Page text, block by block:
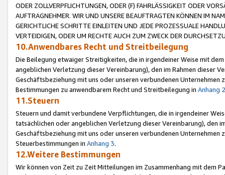
ODER ZOLLVERPFLICHTUNGEN, ODER (F) FAHRLÄSSIGKEIT ODER
AUFTRAGNEHMER. WIR UND UNSERE BEAUFTRAGTEN KÖNNEN IM
GERICHTLICHE SCHRITTE EINLEITEN UND JEDE PROZESSUALE
VERTEIDIGEN, ODER UM RECHTE AUCH ZUM ZWECK DER
10.Anwendbares Recht und Streitbeilegung
Die Beilegung etwaiger Streitigkeiten, die in irgendeiner Weise mit
angeblichen Verletzung dieser Vereinbarung), den im Rahmen dieser
Geschäftsbeziehung mit uns oder unseren verbundenen
Bestimmungen zu anwendbarem Recht und Streitbeilegung in Anhang 2
11.Steuern
Steuern und damit verbundene Verpflichtungen, die in irgendeiner
tatsächlichen oder angeblichen Verletzung dieser Vereinbarung), den
Geschäftsbeziehung mit uns oder unseren verbundenen
Steuerbestimmungen in Anhang 3.
12.Weitere Bestimmungen
Wir können von Zeit zu Zeit Mitteilungen im Zusammenhang mit dem